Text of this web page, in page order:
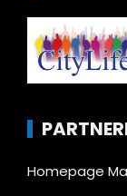
Homepage